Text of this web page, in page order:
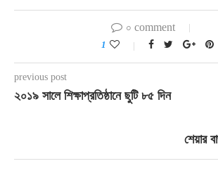
০ comment
1
previous post
২০১৯ সালে শিক্ষাপ্রতিষ্ঠানে ছুটি ৮৫ দিন
শেয়ার